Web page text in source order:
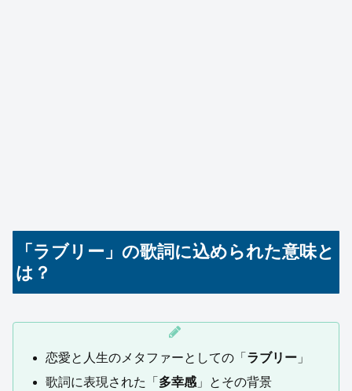
「ラブリー」の歌詞に込められた意味と
は？
恋愛と人生のメタファーとしての「 ラブリー 」
歌詞に表現された「 多幸感 」とその背景